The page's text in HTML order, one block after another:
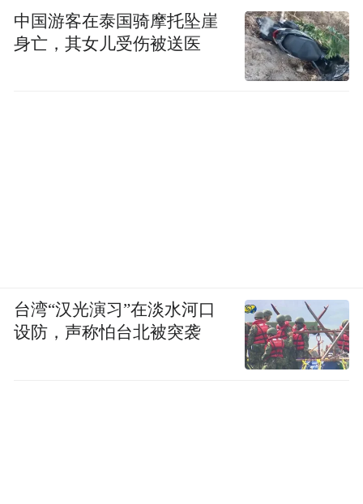
中国游客在泰国骑摩托坠崖
身亡，其女儿受伤被送医
台湾“汉光演习”在淡水河口
设防，声称怕台北被突袭